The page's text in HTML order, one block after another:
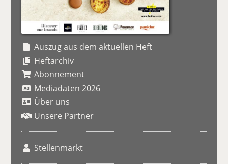
Auszug aus dem aktuellen Heft
Heftarchiv
Abonnement
Mediadaten 2026
Über uns
Unsere Partner
Stellenmarkt